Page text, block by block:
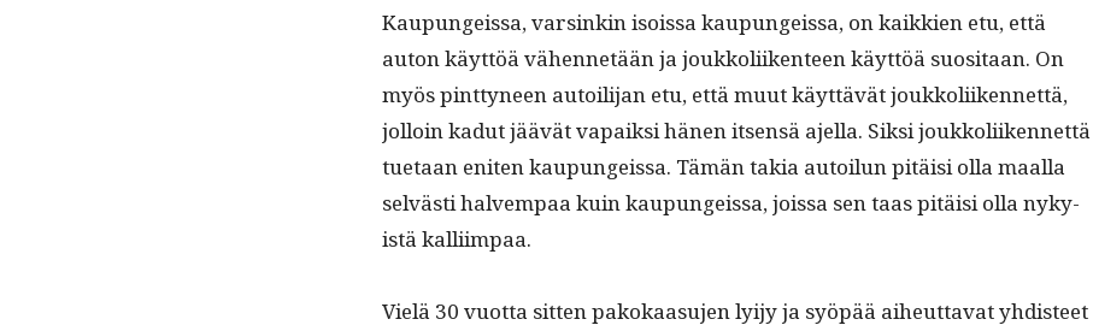
Kaupungeis­sa, varsinkin isois­sa kaupungeis­sa, on kaikkien etu, että
auton käyt­töä vähen­netään ja joukkoli­iken­teen käyt­töä suosi­taan. On
myös pint­tyneen autoil­i­jan etu, että muut käyt­tävät joukkoli­iken­net­tä,
jol­loin kadut jäävät vapaik­si hänen itsen­sä ajel­la. Sik­si joukkoli­iken­net­tä
tue­taan eniten kaupungeis­sa. Tämän takia autoilun pitäisi olla maal­la
selvästi halvem­paa kuin kaupungeis­sa, jois­sa sen taas pitäisi olla nyky­
istä kalliimpaa.
Vielä 30 vuot­ta sit­ten pakokaa­su­jen lyi­jy ja syöpää aiheut­ta­vat yhdis­teet